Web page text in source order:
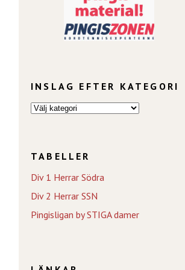
INSLAG EFTER KATEGORI
TABELLER
Div 1 Herrar Södra
Div 2 Herrar SSN
Pingisligan by STIGA damer